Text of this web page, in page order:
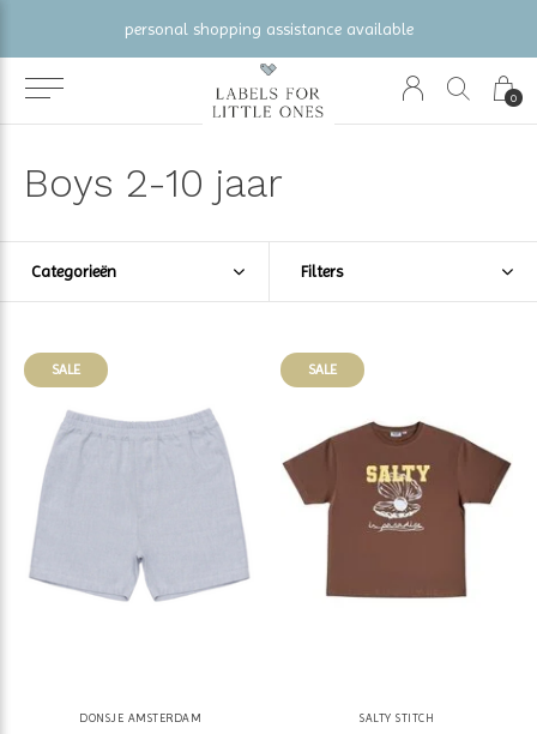
0
gratis verzending vanaf €100 (NL/BE/DE)
Boys 2-10 jaar
Categorieën Filters
SALE
DONSJE AMSTERDAM
SALE
SALTY STITCH